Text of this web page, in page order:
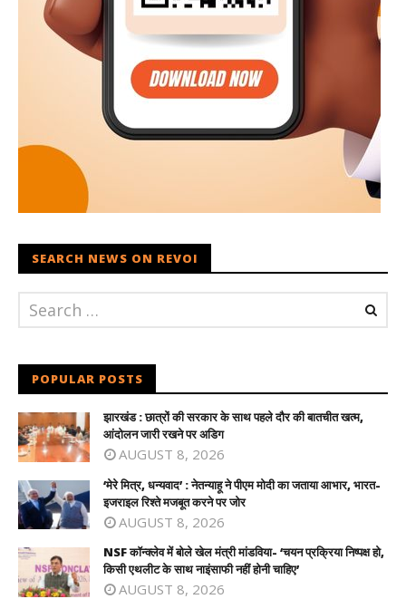
SEARCH NEWS ON REVOI
POPULAR POSTS
झारखंड : छात्रों की सरकार के साथ पहले दौर की बातचीत खत्म,
आंदोलन जारी रखने पर अडिग
AUGUST 8, 2026
‘मेरे मित्र, धन्यवाद’ : नेतन्याहू ने पीएम मोदी का जताया आभार, भारत-
इजराइल रिश्ते मजबूत करने पर जोर
AUGUST 8, 2026
NSF कॉन्क्लेव में बोले खेल मंत्री मांडविया- ‘चयन प्रक्रिया निष्पक्ष हो,
किसी एथलीट के साथ नाइंसाफी नहीं होनी चाहिए’
AUGUST 8, 2026